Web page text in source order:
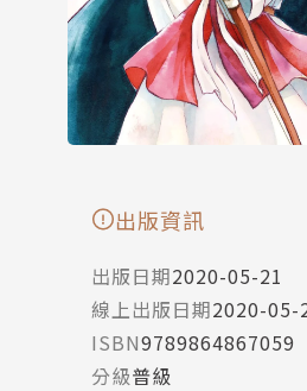
出版資訊
出版日期2020-05-21
線上出版日期2020-05-
ISBN9789864867059
分級普級